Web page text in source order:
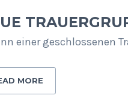
einer geschlossenen
MORE